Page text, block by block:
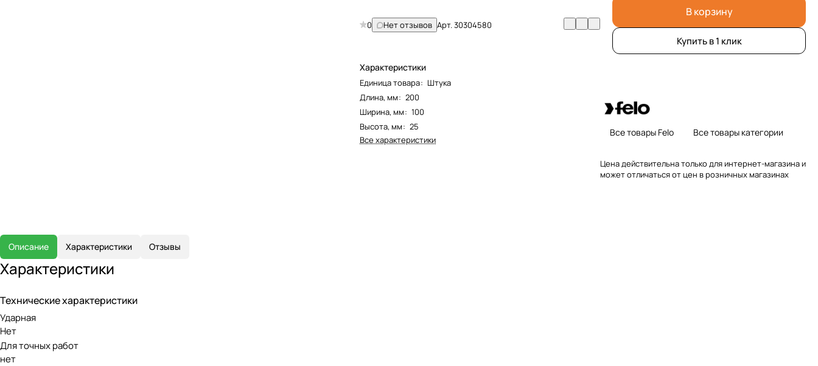
0 Нет отзывов Арт.30304580
Характеристики
Единица товара: Штука
Длина, мм: 200
Ширина, мм: 100
Высота, мм: 25
Все характеристики
В корзину
Купить в 1 клик
Все товары Felo Все товары категории
Цена действительна только для интернет-магазина и
может отличаться от цен в розничных магазинах
Описание Характеристики Отзывы
Характеристики
Технические характеристики
Ударная
Нет
Для точных работ
нет